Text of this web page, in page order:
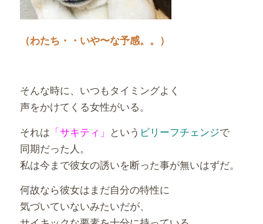
（わたち・・いや〜な予感。。）
そんな時に、いつもタイミングよく
声をかけてくる女性がいる。
それは 「サキティ」 という ビリーフチェンジで
同期だった人。
私は今まで彼女の誘いを断った事が無いはずだ。
何故なら彼女はまだ自分の特性に
気づいていないみたいだが、